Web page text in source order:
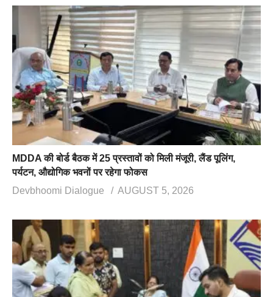
MDDA की बोर्ड बैठक में 25 प्रस्तावों को मिली मंजूरी, लैंड पूलिंग,
पर्यटन, औद्योगिक भवनों पर रहेगा फोकस
Devbhoomi Dialogue
AUGUST 5, 2026